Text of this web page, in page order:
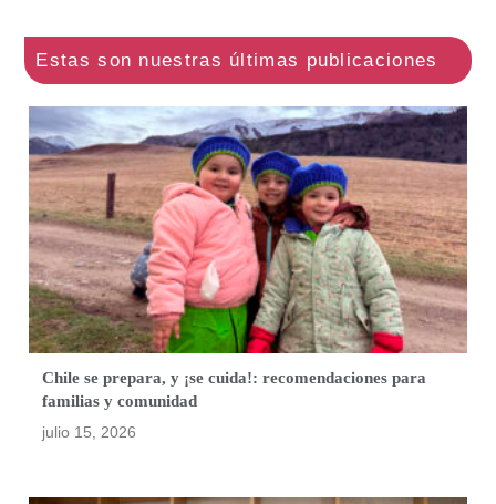
Chile se prepara, y ¡se cuida!: recomendaciones para
familias y comunidad
julio 15, 2026